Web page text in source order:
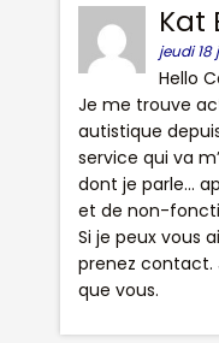
Kat
jeudi 18
Hello
Je me trouve
autistique depuis
service qui va
dont je parle…
et de non-
Si je peux vous
prenez contact.
que vous.